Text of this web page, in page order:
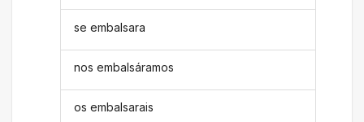
se embalsara
nos embalsáramos
os embalsarais